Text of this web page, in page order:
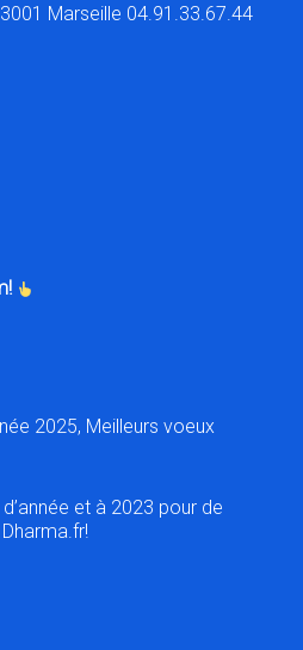
Marseille 04.91.33.67.44
2025, Meilleurs voeux
et à 2023 pour de